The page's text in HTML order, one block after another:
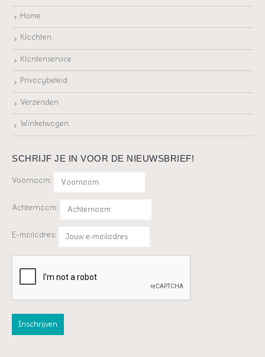
Home
Klachten
Klantenservice
Privacybeleid
Verzenden
Winkelwagen
SCHRIJF JE IN VOOR DE NIEUWSBRIEF!
Voornaam:
Achternaam:
E-mailadres: